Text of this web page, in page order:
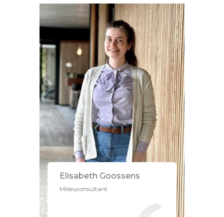
Elisabeth Goossens
Milieuconsultant